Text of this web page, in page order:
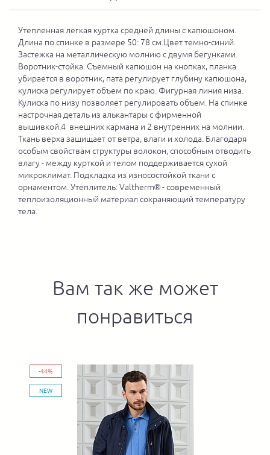
Утепленная легкая куртка средней длины с капюшоном.
Длина по спинке в размере 50: 78 см.Цвет темно-синий.
Застежка на металлическую молнию с двумя бегунками.
Воротник-стойка. Съемный капюшон на кнопках, планка
убирается в воротник, пата регулирует глубину капюшона,
кулиска регулирует объем по краю. Фигурная линия низа.
Кулиска по низу позволяет регулировать объем. На спинке
настрочная деталь из алькантары с фирменной
вышивкой.4 внешних кармана и 2 внутренних на молнии.
Ткань верха защищает от ветра, влаги и холода. Благодаря
особым свойствам структуры волокон, способным отводить
влагу - между курткой и телом поддерживается сухой
микроклимат. Подкладка из износостойкой ткани с
орнаментом. Утеплитель: Valtherm® - современный
теплоизоляционный материал сохраняющий температуру
тела.
Вам так же может
понравиться
-44%
NEW